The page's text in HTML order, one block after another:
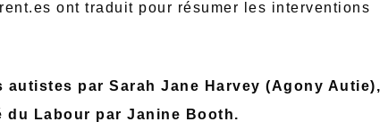
ont traduit pour résumer les interventions
par Sarah Jane Harvey (Agony Autie),
Labour par Janine Booth.